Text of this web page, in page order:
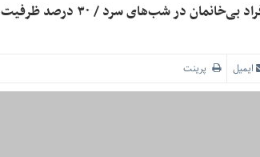
تلاش گشت‌های حامی شهر برای پیدا کردن آلونک‌های افراد بی‌خانمان در شب‌های سرد / ۳۰ درصد ظرفیت
ایمیل پرینت